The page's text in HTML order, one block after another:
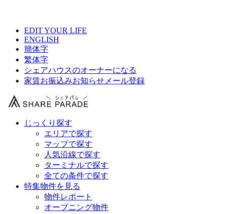
EDIT YOUR LIFE
ENGLISH
簡体字
繁体字
シェアハウスのオーナーになる
家賃お振込みお知らせメール登録
じっくり探す
エリアで探す
マップで探す
人気沿線で探す
ターミナルで探す
全ての条件で探す
特集物件を見る
物件レポート
オープニング物件